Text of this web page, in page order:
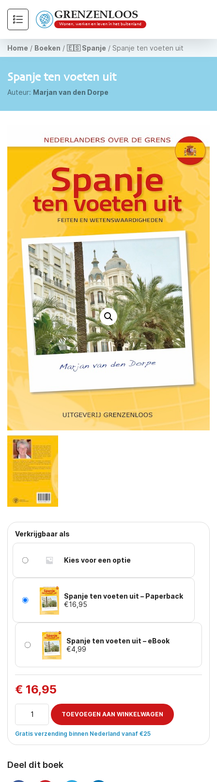
GRENZENLOOS
Wonen, werken en leven in het buitenland
Home / Boeken / 🇪🇸 Spanje / Spanje ten voeten uit
Spanje ten voeten uit
Auteur: Marjan van den Dorpe
Kies voor een optie
Spanje ten voeten uit – Paperback
€16,95
Spanje ten voeten uit – eBook
€4,99
€ 16,95
Spanje
voeten
uit
TOEVOEGEN AAN WINKELWAGEN
Gratis verzending binnen Nederland vanaf €25
Deel dit boek